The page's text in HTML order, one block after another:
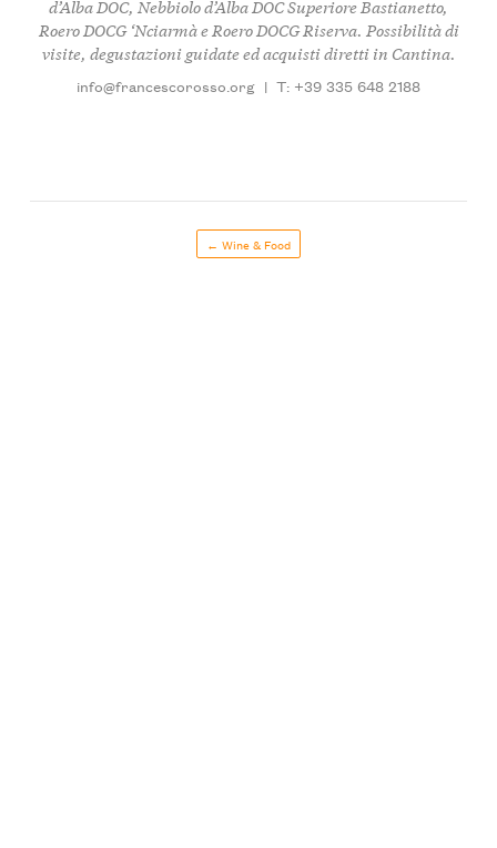
d’Alba DOC, Nebbiolo d’Alba DOC SuperioreBastianetto,
Roero DOCG‘Nciarmàe Roero DOCG Riserva. Possibilità di
visite, degustazioni guidate ed acquisti diretti in Cantina.
info@francescorosso.org | T: +39 335 648 2188
← Wine & Food